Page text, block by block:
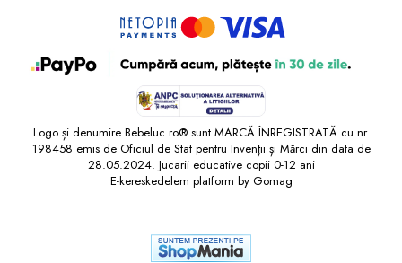
Logo și denumire Bebeluc.ro® sunt MARCĂ ÎNREGISTRATĂ cu nr.
198458 emis de Oficiul de Stat pentru Invenții și Mărci din data de
28.05.2024. Jucarii educative copii 0-12 ani
E-kereskedelem platform by Gomag